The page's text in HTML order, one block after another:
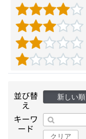
並び替
え
新しい順
キーワ
ード
クリア